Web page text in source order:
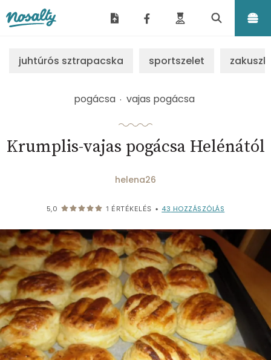
juhtúrós sztrapacska sportszelet
pogácsa vajas pogácsa
Krumplis-vajas pogácsa Helénától
helena26
5,0 1 ÉRTÉKELÉS • 43 HOZZÁSZÓLÁS